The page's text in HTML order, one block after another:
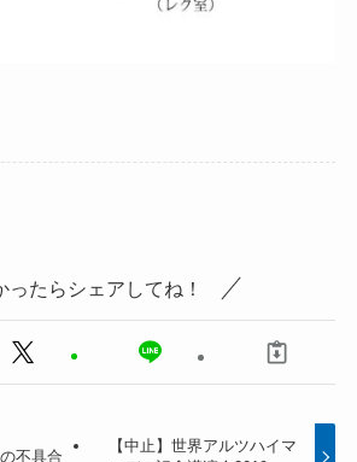
ったらシェアしてね！
不具合
【中止】世界アルツハイマ